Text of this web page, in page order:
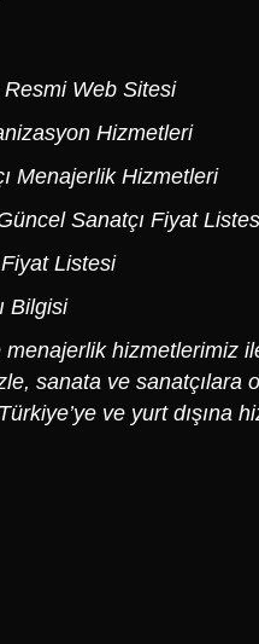
Web Sitesi
Hizmetleri
Menajerlik Hizmetleri
Sanatçı Fiyat
Listesi
Bilgisi
hizmetlerimiz
sanata ve sanatçılara
ve yurt dışına